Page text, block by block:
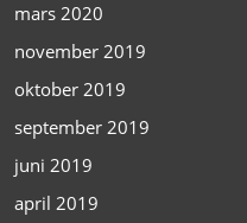
mars 2020
november 2019
oktober 2019
september 2019
juni 2019
april 2019